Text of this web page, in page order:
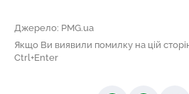
Джерело: PMG.ua
Якщо Ви виявили помилку на цій
Ctrl+Enter